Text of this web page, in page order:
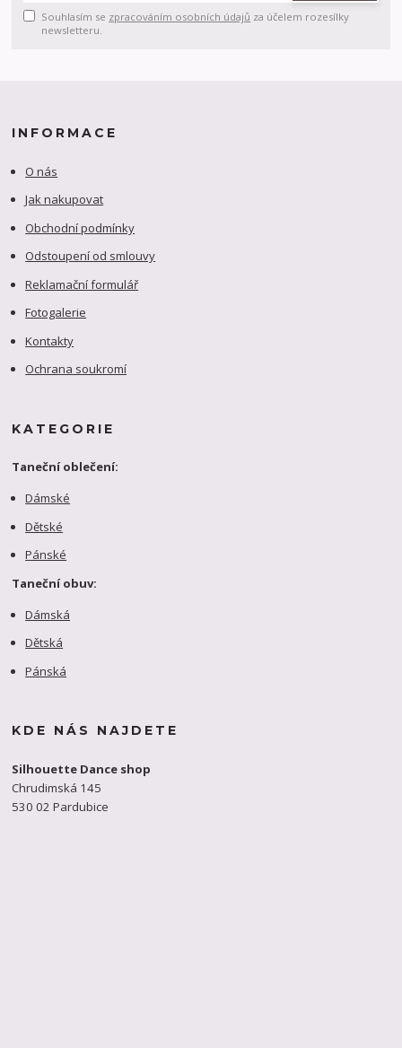
Souhlasím se zpracováním osobních údajů za účelem rozesílky
newsletteru.
INFORMACE
O nás
Jak nakupovat
Obchodní podmínky
Odstoupení od smlouvy
Reklamační formulář
Fotogalerie
Kontakty
Ochrana soukromí
KATEGORIE
Taneční oblečení:
Dámské
Dětské
Pánské
Taneční obuv:
Dámská
Dětská
Pánská
KDE NÁS NAJDETE
Silhouette Dance shop
Chrudimská 145
530 02 Pardubice